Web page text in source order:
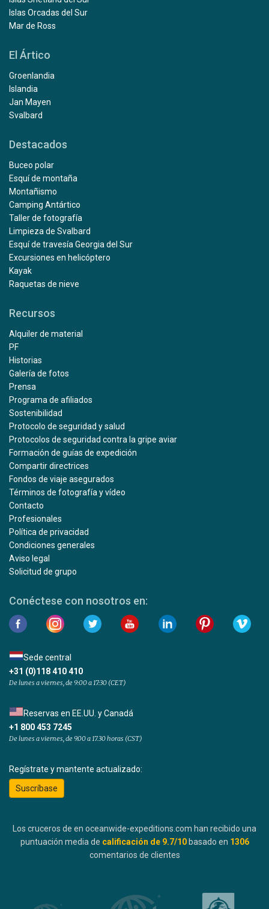
Islas Orcadas del Sur
Mar de Ross
El Ártico
Groenlandia
Islandia
Jan Mayen
Svalbard
Destacados
Buceo polar
Esquí de montaña
Montañismo
Camping Antártico
Taller de fotografía
Limpieza de Svalbard
Esquí de travesía Georgia del Sur
Excursiones en helicóptero
Kayak
Raquetas de nieve
Recursos
Alquiler de material
PF
Historias
Galería de fotos
Prensa
Programa de afiliados
Sostenibilidad
Protocolo de seguridad y salud
Protocolos de seguridad contra la gripe aviar
Formación de guías de expedición
Compartir directrices
Fondos de viaje asegurados
Términos de fotografía y vídeo
Contacto
Profesionales
Política de privacidad
Condiciones generales
Aviso legal
Solicitud de grupo
Conéctese con nosotros en:
Sede central
+31 (0)118 410 410
De lunes a viernes, de 9:00 a 17:30 (CET)
Reservas en EE.UU. y Canadá
+1 800 453 7245
De lunes a viernes, de 9.00 a 17.30 horas (CST)
Regístrate y mantente actualizado:
Suscríbase
Los cruceros de en oceanwide-expeditions.com han recibido una
puntuación media de calificación de 9.7/10 basado en 1306
comentarios de clientes